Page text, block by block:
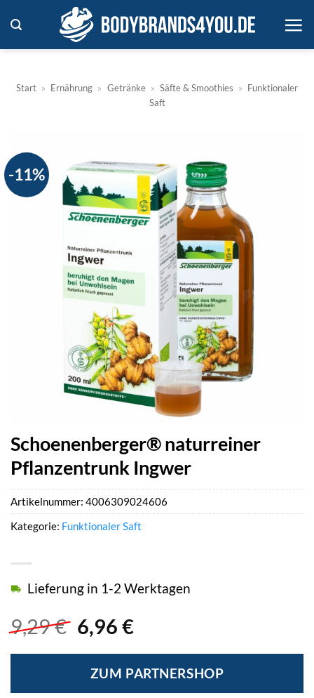
Inhalt
springen
Start » Ernährung » Getränke » Säfte & Smoothies » Funktionaler
Saft
-11%
Schoenenberger® naturreiner
Pflanzentrunk Ingwer
9,29€ Ursprünglicher
war:
9,29 €
6,96 €Aktueller
ist:
6,96 €.
Lieferung in 1-2 Werktagen
ZUM PARTNERSHOP
Artikelnummer: 4006309024606
Kategorie: Funktionaler Saft